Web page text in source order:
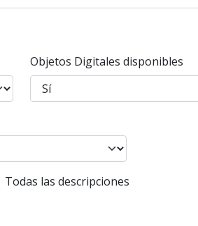
Objetos Digitales disponibles
Todas las descripciones